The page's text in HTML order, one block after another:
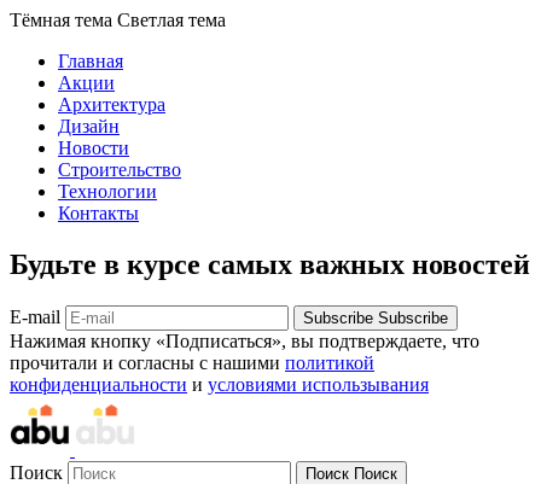
Тёмная тема Светлая тема
Главная
Акции
Архитектура
Дизайн
Новости
Строительство
Технологии
Контакты
Будьте в курсе самых важных новостей
E-mail Subscribe Subscribe
Нажимая кнопку «Подписаться», вы подтверждаете, что
прочитали и согласны с нашими политикой
конфиденциальности и условиями использывания
Поиск Поиск Поиск